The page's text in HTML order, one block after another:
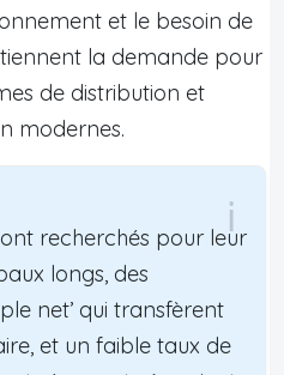
et le besoin de
la demande pour
de distribution et
modernes.
recherchés pour leur
longs, des
net’ qui transfèrent
et un faible taux de